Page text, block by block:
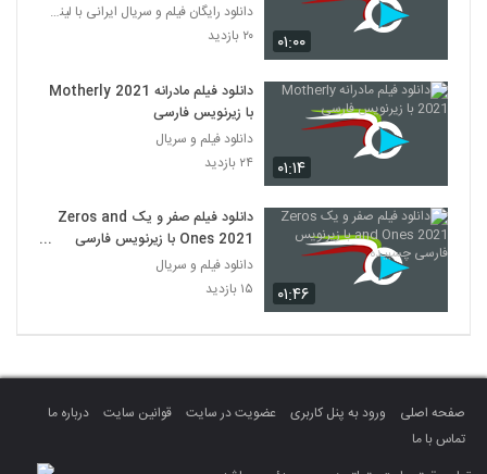
۰۱:۰۰
دانلود رایگان فیلم و سریال ایرانی با لینک مستقیم
۲۰ بازدید
۰۱:۱۴
دانلود فیلم مادرانه Motherly 2021
با زیرنویس فارسی
دانلود فیلم و سریال
۲۴ بازدید
۰۱:۴۶
دانلود فیلم صفر و یک Zeros and
Ones 2021 با زیرنویس فارسی
چسبیده
دانلود فیلم و سریال
۱۵ بازدید
صفحه اصلی ورود به پنل کاربری عضویت در سایت قوانین سایت
درباره ما
تماس با ما